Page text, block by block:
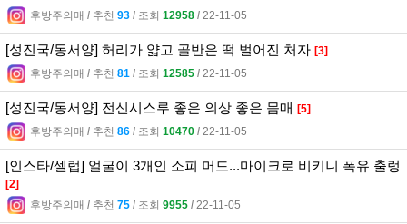
후방주의매 l 추천 93 l 조회 12958 l 22-11-05
[성진국/동서양] 허리가 얇고 골반은 떡 벌어진 처자 [3]
후방주의매 l 추천 81 l 조회 12585 l 22-11-05
[성진국/동서양] 전신시스루 좋은 의상 좋은 몸매 [5]
후방주의매 l 추천 86 l 조회 10470 l 22-11-05
[인스타/셀럽] 얼굴이 3개인 소피 머드...마이크로 비키니 폭유 출렁
[2]
후방주의매 l 추천 75 l 조회 9955 l 22-11-05